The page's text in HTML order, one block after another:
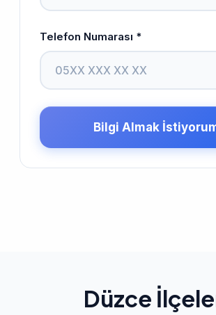
Telefon Numarası *
Bilgi Almak
Düzce